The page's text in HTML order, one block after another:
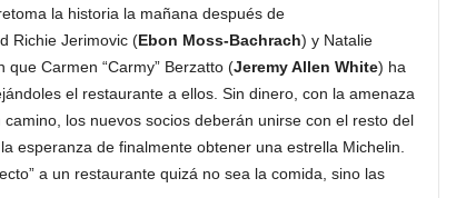
la historia la mañana después de
Richie Jerimovic (Ebon Moss-Bachrach) y Natalie
que Carmen “Carmy” Berzatto (Jeremy Allen White) ha
el restaurante a ellos. Sin dinero, con la amenaza
los nuevos socios deberán unirse con el resto del
esperanza de finalmente obtener una estrella Michelin.
a un restaurante quizá no sea la comida, sino las